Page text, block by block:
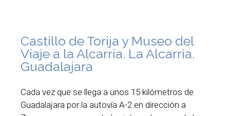
Castillo de Torija y Museo del
Viaje a la Alcarria. La Alcarria.
Guadalajara
Cada vez que se llega a unos 15 kilómetros de
Guadalajara por la autovía A-2 en dirección a